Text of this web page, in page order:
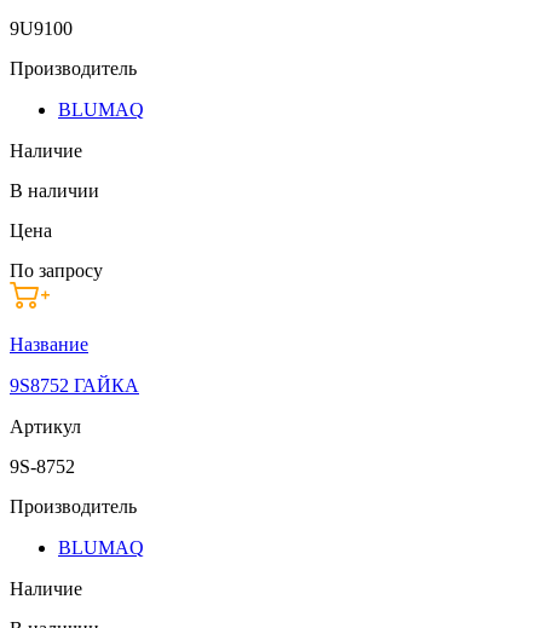
9U9100
Производитель
BLUMAQ
Наличие
В наличии
Цена
По запросу
Название
9S8752 ГАЙКА
Артикул
9S-8752
Производитель
BLUMAQ
Наличие